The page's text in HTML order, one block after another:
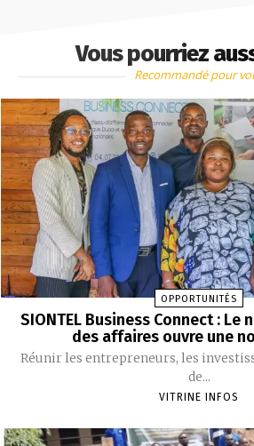
Vous pourriez
Recommandé pour
OPPORTUNITÉS
SIONTEL Business Connect : Le
des affaires ouvre une
Réunir les entrepreneurs, les
de...
VITRINE INFOS